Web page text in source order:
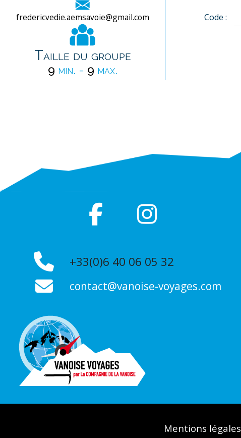
fredericvedie.aemsavoie@gmail.com
Taille du groupe
9 min. - 9 max.
Code :
+33(0)6 40 06 05 32
contact@vanoise-voyages.com
Mentions légales